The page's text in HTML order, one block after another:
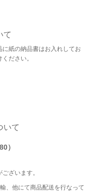
て
紙の納品書はお入れしてお
ださい。
いて
）
ざいます。
、他にて商品配送を行なって